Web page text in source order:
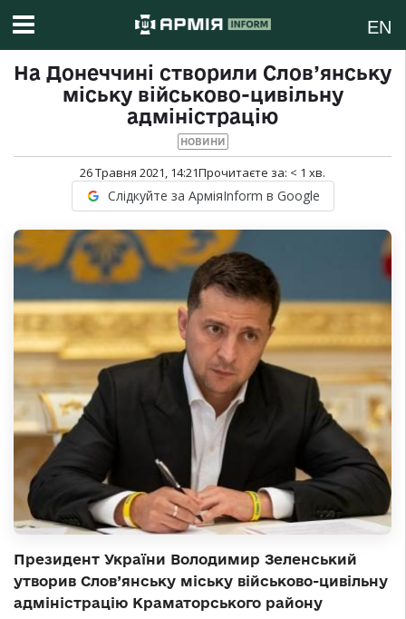
EN
На Донеччині створили Слов’янську
міську військово-цивільну
адміністрацію
НОВИНИ
26 Травня 2021, 14:21Прочитаєте за: < 1 хв.
Слідкуйте за АрміяInform в Google
Президент України Володимир Зеленський
утворив Слов’янську міську військово-цивільну
адміністрацію Краматорського району